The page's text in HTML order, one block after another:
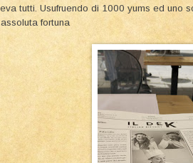
tutti. Usufruendo di 1000 yums ed uno
fortuna